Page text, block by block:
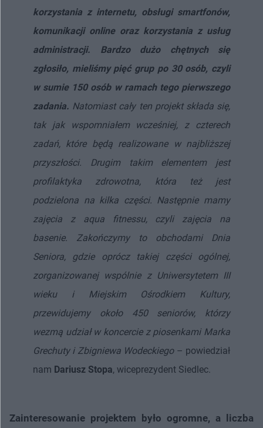
korzystania z internetu, obsługi smartfonów,
komunikacji online oraz korzystania z usług
administracji. Bardzo dużo chętnych się
zgłosiło, mieliśmy pięć grup po 30 osób, czyli
w sumie 150 osób w ramach tego pierwszego
zadania. Natomiast cały ten projekt składa się,
tak jak wspomniałem wcześniej, z czterech
zadań, które będą realizowane w najbliższej
przyszłości. Drugim takim elementem jest
profilaktyka zdrowotna, która też jest
podzielona na kilka części. Następnie mamy
zajęcia z aqua fitnessu, czyli zajęcia na
basenie. Zakończymy to obchodami Dnia
Seniora, gdzie oprócz takiej części ogólnej,
zorganizowanej wspólnie z Uniwersytetem III
wieku i Miejskim Ośrodkiem Kultury,
przewidujemy około 450 seniorów, którzy
wezmą udział w koncercie z piosenkami Marka
Grechuty i Zbigniewa Wodeckiego– powiedział
nam Dariusz Stopa, wiceprezydent Siedlec.
Zainteresowanie projektem było ogromne, a liczba